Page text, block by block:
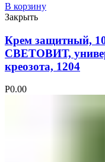
В корзину
Закрыть
Крем защитный,
СВЕТОВИТ,
креозота, 1204
Р0.00